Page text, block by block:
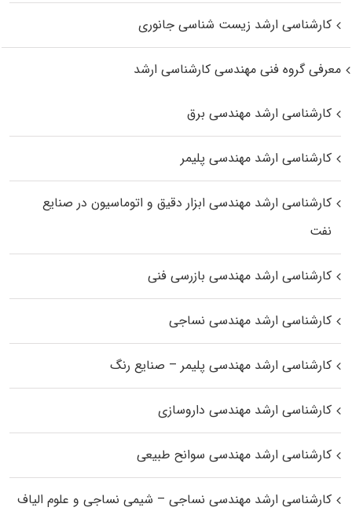
کارشناسی ارشد زیست‌ شناسی جانوری
معرفی گروه فنی مهندسی کارشناسی ارشد
کارشناسی ارشد مهندسی برق
کارشناسی ارشد مهندسی پلیمر
کارشناسی ارشد مهندسی ابزار دقیق و اتوماسیون در صنایع
نفت
کارشناسی ارشد مهندسی بازرسی فنی
کارشناسی ارشد مهندسی نساجی
کارشناسی ارشد مهندسی پلیمر – صنایع رنگ
کارشناسی ارشد مهندسی داروسازی
کارشناسی ارشد مهندسی سوانح طبیعی
کارشناسی ارشد مهندسی نساجی – شیمی نساجی و علوم الیاف